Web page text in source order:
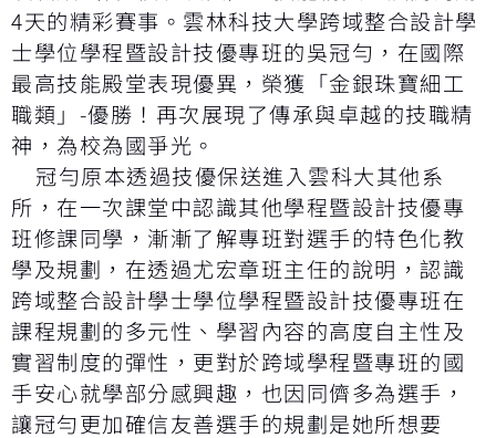
4天的精彩賽事。雲林科技大學跨域整合設計學
士學位學程暨設計技優專班的吳冠勻，在國際
最高技能殿堂表現優異，榮獲「金銀珠寶細工
職類」-優勝！再次展現了傳承與卓越的技職精
神，為校為國爭光。
冠勻原本透過技優保送進入雲科大其他系
所，在一次課堂中認識其他學程暨設計技優專
班修課同學，漸漸了解專班對選手的特色化教
學及規劃，在透過尤宏章班主任的說明，認識
跨域整合設計學士學位學程暨設計技優專班在
課程規劃的多元性、學習內容的高度自主性及
實習制度的彈性，更對於跨域學程暨專班的國
手安心就學部分感興趣，也因同儕多為選手，
讓冠勻更加確信友善選手的規劃是她所想要